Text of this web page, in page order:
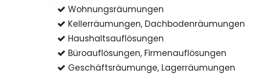
Wohnungsräumungen
Kellerräumungen, Dachbodenräumungen
Haushaltsauflösungen
Büroauflösungen, Firmenauflösungen
Geschäftsräumunge, Lagerräumungen